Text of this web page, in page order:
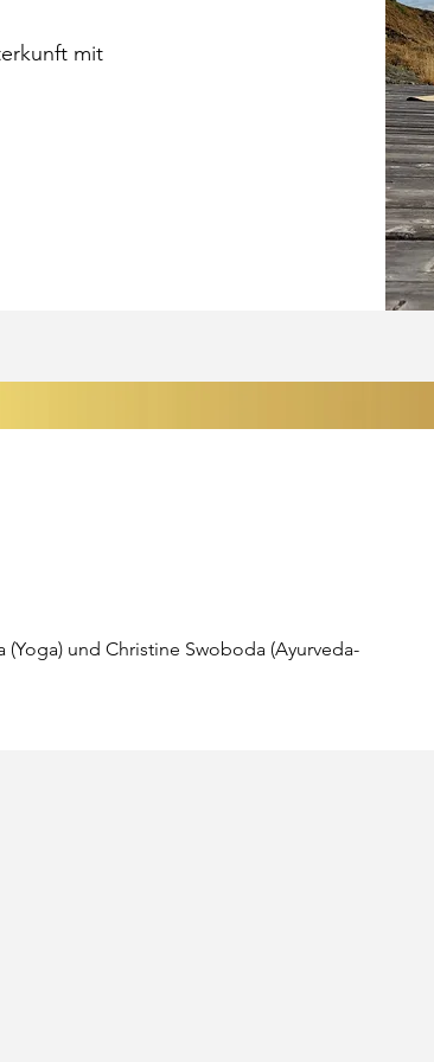
mit
und Christine Swoboda (Ayurveda-